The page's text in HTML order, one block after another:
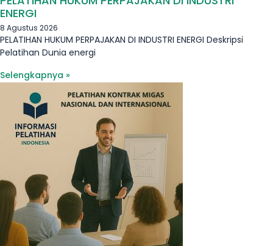
ENERGI
8 Agustus 2026
PELATIHAN HUKUM PERPAJAKAN DI INDUSTRI ENERGI Deskripsi
Pelatihan Dunia energi
Selengkapnya »